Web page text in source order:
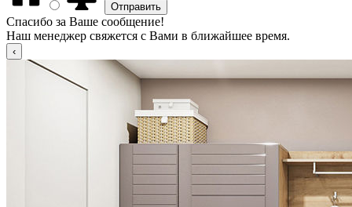
Спасибо за Ваше сообщение!
Наш менеджер свяжется с Вами в ближайшее время.